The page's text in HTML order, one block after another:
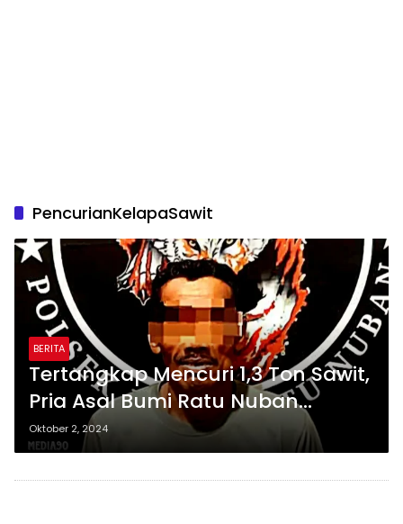
PencurianKelapaSawit
BERITA
Tertangkap Mencuri 1,3 Ton Sawit,
Pria Asal Bumi Ratu Nuban
Lampung Tengah Dijebloskan ke
Sel Polisi
Oktober 2, 2024